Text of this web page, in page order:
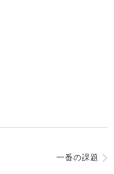
一番の課題